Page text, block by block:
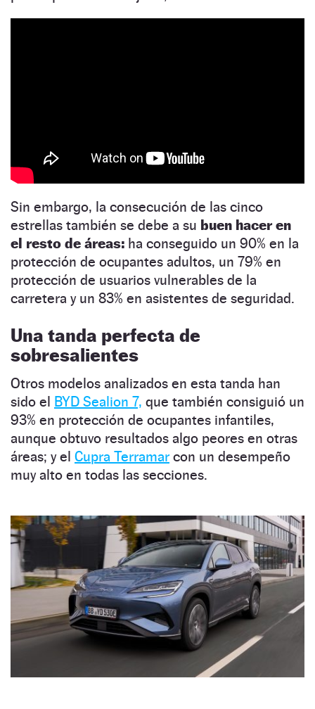
Sin embargo, la consecución de las cinco
estrellas también se debe a su buen hacer en
el resto de áreas: ha conseguido un 90% en la
protección de ocupantes adultos, un 79% en
protección de usuarios vulnerables de la
carretera y un 83% en asistentes de seguridad.
Una tanda perfecta de
sobresalientes
Otros modelos analizados en esta tanda han
sido el BYD Sealion 7, que también consiguió un
93% en protección de ocupantes infantiles,
aunque obtuvo resultados algo peores en otras
áreas; y el Cupra Terramar con un desempeño
muy alto en todas las secciones.